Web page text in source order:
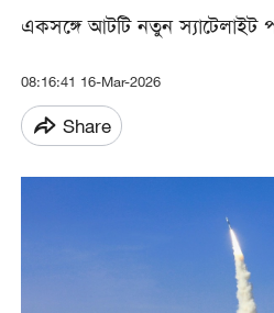
একসঙ্গে আটটি নতুন স্যাটেলাইট
08:16:41 16-Mar-2026
Share